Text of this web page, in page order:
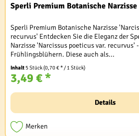
Sperli Premium Botanische
Sperli Premium Botanische Narzisse
recurvus' Entdecken Sie die Eleganz der
Narzisse 'Narcissus poeticus var. recurvus'
Frühlingsblühern. Diese auch als...
Inhalt 5 Stück(0,70 € * / 1 Stück)
3,49 € *
Details
Merken